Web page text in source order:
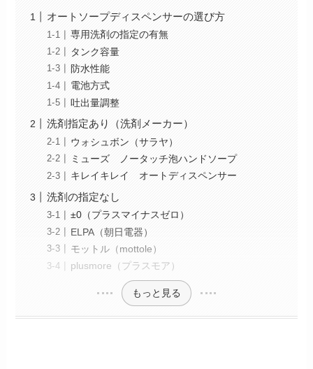
オートソープディスペンサーの選び方
専用洗剤の指定の有無
タンク容量
防水性能
電池方式
吐出量調整
洗剤指定あり（洗剤メーカー）
ウォシュボン（サラヤ）
ミューズ ノータッチ泡ハンドソープ
キレイキレイ オートディスペンサー
洗剤の指定なし
±0（プラスマイナスゼロ）
ELPA（朝日電器）
モットル（mottole）
plusmore（プラスモア）
もっと見る